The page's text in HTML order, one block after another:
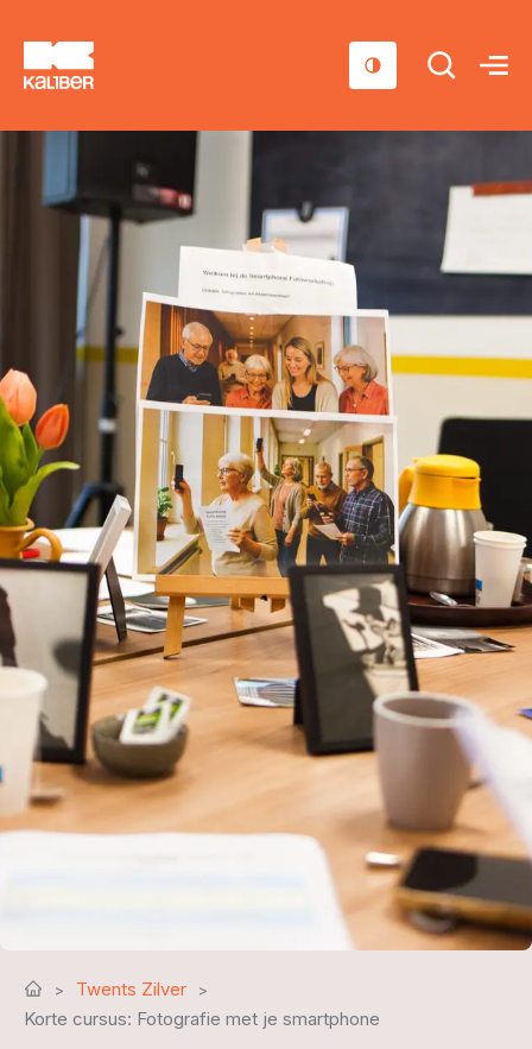
Scholen
Sociaal domein
Over ons
Nieuws & Agenda
Contact
Twents Zilver
Korte cursus: Fotografie met je smartphone